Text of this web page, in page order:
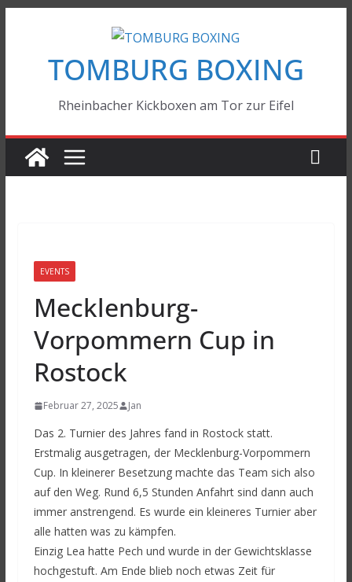
springenTOMBURG BOXING
Rheinbacher Kickboxen am Tor zur Eifel
EVENTS
Mecklenburg-
Vorpommern Cup in
Rostock
Februar 27, 2025 Jan
Das 2. Turnier des Jahres fand in Rostock statt.
Erstmalig ausgetragen, der Mecklenburg-Vorpommern
Cup. In kleinerer Besetzung machte das Team sich also
auf den Weg. Rund 6,5 Stunden Anfahrt sind dann auch
immer anstrengend. Es wurde ein kleineres Turnier aber
alle hatten was zu kämpfen.
Einzig Lea hatte Pech und wurde in der Gewichtsklasse
hochgestuft. Am Ende blieb noch etwas Zeit für